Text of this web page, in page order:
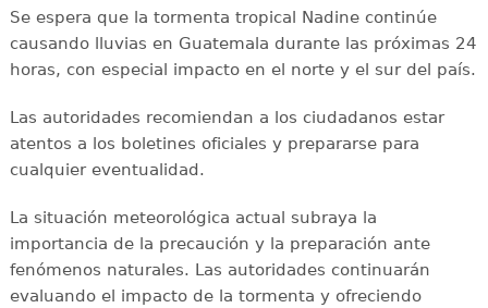
Se espera que la tormenta tropical Nadine continúe
causando lluvias en Guatemala durante las próximas 24
horas, con especial impacto en el norte y el sur del país.
Las autoridades recomiendan a los ciudadanos estar
atentos a los boletines oficiales y prepararse para
cualquier eventualidad.
La situación meteorológica actual subraya la
importancia de la precaución y la preparación ante
fenómenos naturales. Las autoridades continuarán
evaluando el impacto de la tormenta y ofreciendo